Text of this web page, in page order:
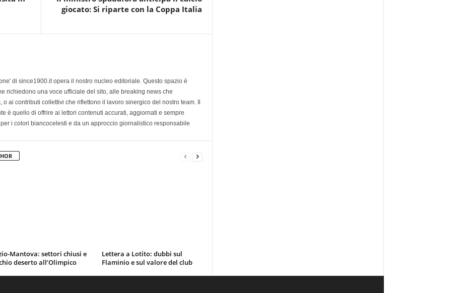
giocato: Si riparte con la Coppa Italia
di since1900.it opera il nostro nucleo editoriale. Questo spazio è
richiedono una voce ufficiale del sito, alle breaking news che
ai contributi collettivi che riflettono il lavoro sinergico del nostro team. Il
è quello di offrire ai lettori contenuti accurati, aggiornati e sempre
i colori biancocelesti e da un approccio giornalistico responsabile
Mantova: settori chiusi e
deserto all’Olimpico
Lettera a Lotito: dubbi sul
Flaminio e sul valore del club